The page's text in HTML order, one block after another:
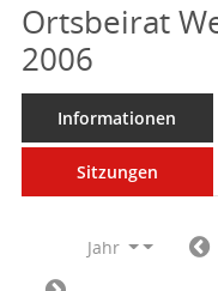
Ortsbeirat
2006
Informationen
Sitzungen
Jahr